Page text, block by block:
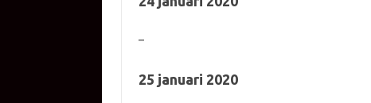
–
25 januari 2020